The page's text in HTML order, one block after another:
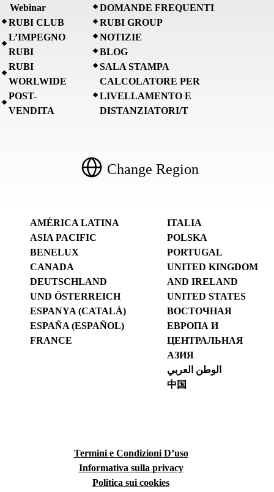
Webinar
RUBI CLUB
L’IMPEGNO
RUBI
RUBI
WORLWIDE
POST-
VENDITA
DOMANDE FREQUENTI
RUBI GROUP
NOTIZIE
BLOG
SALA STAMPA
CALCOLATORE PER
LIVELLAMENTO E
DISTANZIATORI/T
Change Region
AMÉRICA LATINA
ASIA PACIFIC
BENELUX
CANADA
DEUTSCHLAND
UND ÖSTERREICH
ESPANYA (CATALÀ)
ESPAÑA (ESPAÑOL)
FRANCE
ITALIA
POLSKA
PORTUGAL
UNITED KINGDOM
AND IRELAND
UNITED STATES
ВОСТОЧНАЯ
ЕВРОПА И
ЦЕНТРАЛЬНАЯ
АЗИЯ
الوطن العربي
中国
Termini e Condizioni D’uso
Informativa sulla privacy
Politica sui cookies